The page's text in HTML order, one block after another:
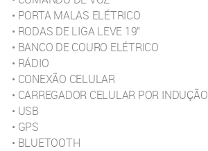
• PORTA MALAS ELÉTRICO
• RODAS DE LIGA LEVE 19''
• BANCO DE COURO ELÉTRICO
• RÁDIO
• CONEXÃO CELULAR
• CARREGADOR CELULAR POR INDUÇÃO
• USB
• GPS
• BLUETOOTH